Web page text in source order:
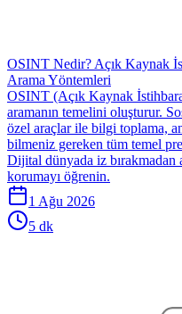
OSINT Nedir? Açık Kaynak
Arama Yöntemleri
OSINT (Açık Kaynak
aramanın temelini oluşturur.
özel araçlar ile bilgi toplama,
bilmeniz gereken tüm temel
Dijital dünyada iz bırakmadan
korumayı öğrenin.
1 Ağu 2026
5 dk